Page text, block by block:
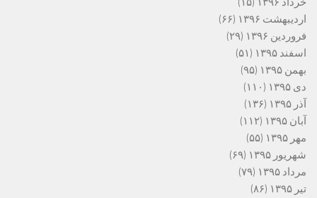
اردیبهشت ۱۳۹۶
(۶۶)
فروردین ۱۳۹۶
(۲۹)
اسفند ۱۳۹۵
(۵۱)
بهمن ۱۳۹۵
(۹۵)
دی ۱۳۹۵
(۱۱۰)
آذر ۱۳۹۵
(۱۳۶)
آبان ۱۳۹۵
(۱۱۲)
مهر ۱۳۹۵
(۵۵)
شهریور ۱۳۹۵
(۶۹)
مرداد ۱۳۹۵
(۷۹)
تیر ۱۳۹۵
(۸۶)